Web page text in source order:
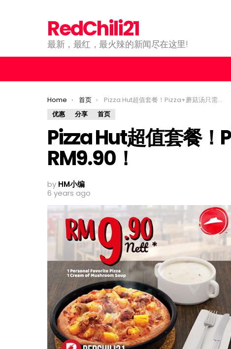
RedChili21
最新，最红，最火辣的新闻尽在这里!
You are here:
Home 首页
Pizza Hut超值套餐！Pizza+蘑菇汤只需RM9.90！
优惠
分享 首页
Pizza Hut超值套餐！
RM9.90！
by HM小编
6 years ago